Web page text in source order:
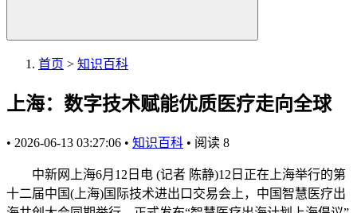
首页 > 知识百科
上海：数字技术赋能优质医疗走向全球
• 2026-06-13 03:27:06 • 知识百科 • 阅读 8
中新网上海6月12日电 (记者 陈静)12日正在上海举行的第
十二届中国(上海)国际技术进出口交易会上，中国智慧医疗出